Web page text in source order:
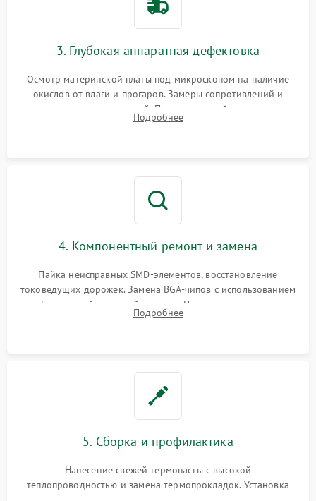
3. Глубокая аппаратная дефектовка
Осмотр материнской платы под микроскопом на наличие
окислов от влаги и прогаров. Замеры сопротивлений и
дежурных напряжений. Проверка цепей питания,
мультиконтроллера, процессора и видеочипа.
Подробнее
4. Компонентный ремонт и замена
Пайка неисправных SMD-элементов, восстановление
токоведущих дорожек. Замена BGA-чипов с использованием
инфракрасной паяльной станции. Прошивка микросхемы
BIOS или замена поврежденных портов USB
Подробнее
5. Сборка и профилактика
Нанесение свежей термопасты с высокой
теплопроводностью и замена термопрокладок. Установка